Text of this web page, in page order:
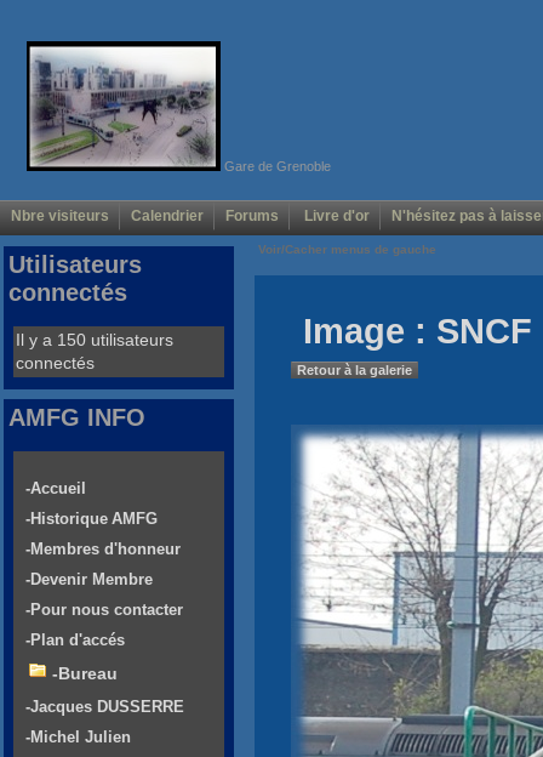
Gare de Grenoble
Nbre visiteurs Calendrier Forums Livre d'or N'hésitez pas à
Voir/Cacher menus de gauche
Image :
Retour à la galerie
Utilisateurs
connectés
Il y a 150 utilisateurs
connectés
AMFG INFO
-Accueil
-Historique AMFG
-Membres d'honneur
-Devenir Membre
-Pour nous contacter
-Plan d'accés
-Bureau
-Jacques DUSSERRE
-Michel Julien